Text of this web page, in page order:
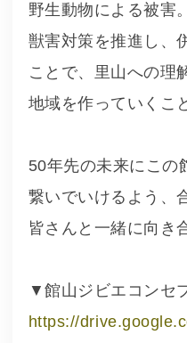
野生動物による被害。
獣害対策を推進し、
ことで、里山への理
地域を作っていくこ
50年先の未来にこの
繋いでいけるよう、
皆さんと一緒に向き
▼館山ジビエコンセ
https://